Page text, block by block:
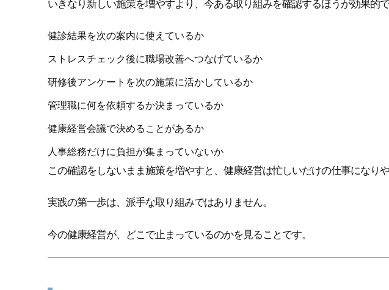
いきなり新しい施策を増やすより、今ある取り組みを確認するほうが効果的で
健診結果を次の案内に使えているか
ストレスチェック後に職場改善へつなげているか
研修後アンケートを次の施策に活かしているか
管理職に何を依頼するか決まっているか
健康経営会議で決めることがあるか
人事総務だけに負担が集まっていないか
この確認をしないまま施策を増やすと、健康経営は忙しいだけの仕事になりや
実践の第一歩は、派手な取り組みではありません。
今の健康経営が、どこで止まっているのかを見ることです。